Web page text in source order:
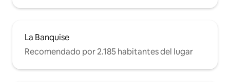
La Banquise
Recomendado por 2.185 habitantes del lugar